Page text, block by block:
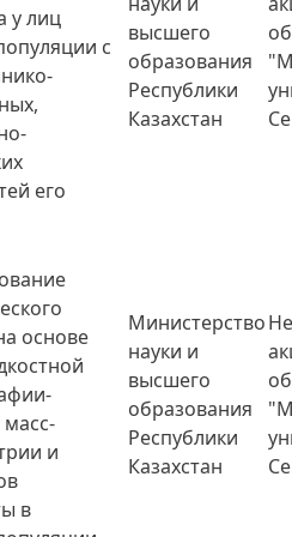
у лиц
с
его
высшего
образования
Республики
Казахстан
основе
и
в
Министерство
науки и
высшего
образования
Республики
Казахстан